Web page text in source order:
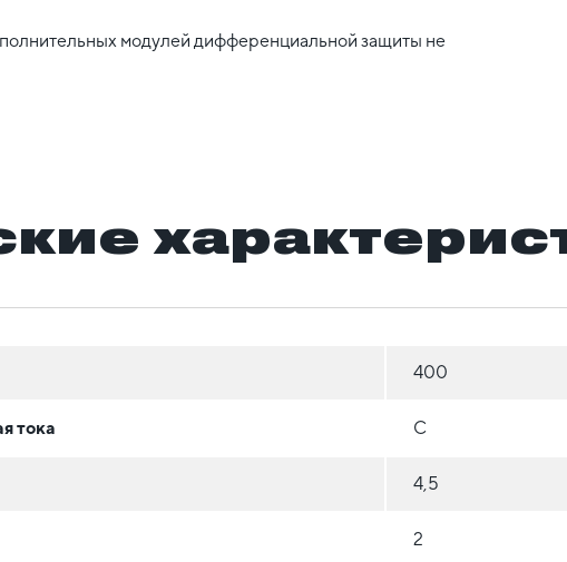
модулей дифференциальной защиты не
400
тока C
4,5
2